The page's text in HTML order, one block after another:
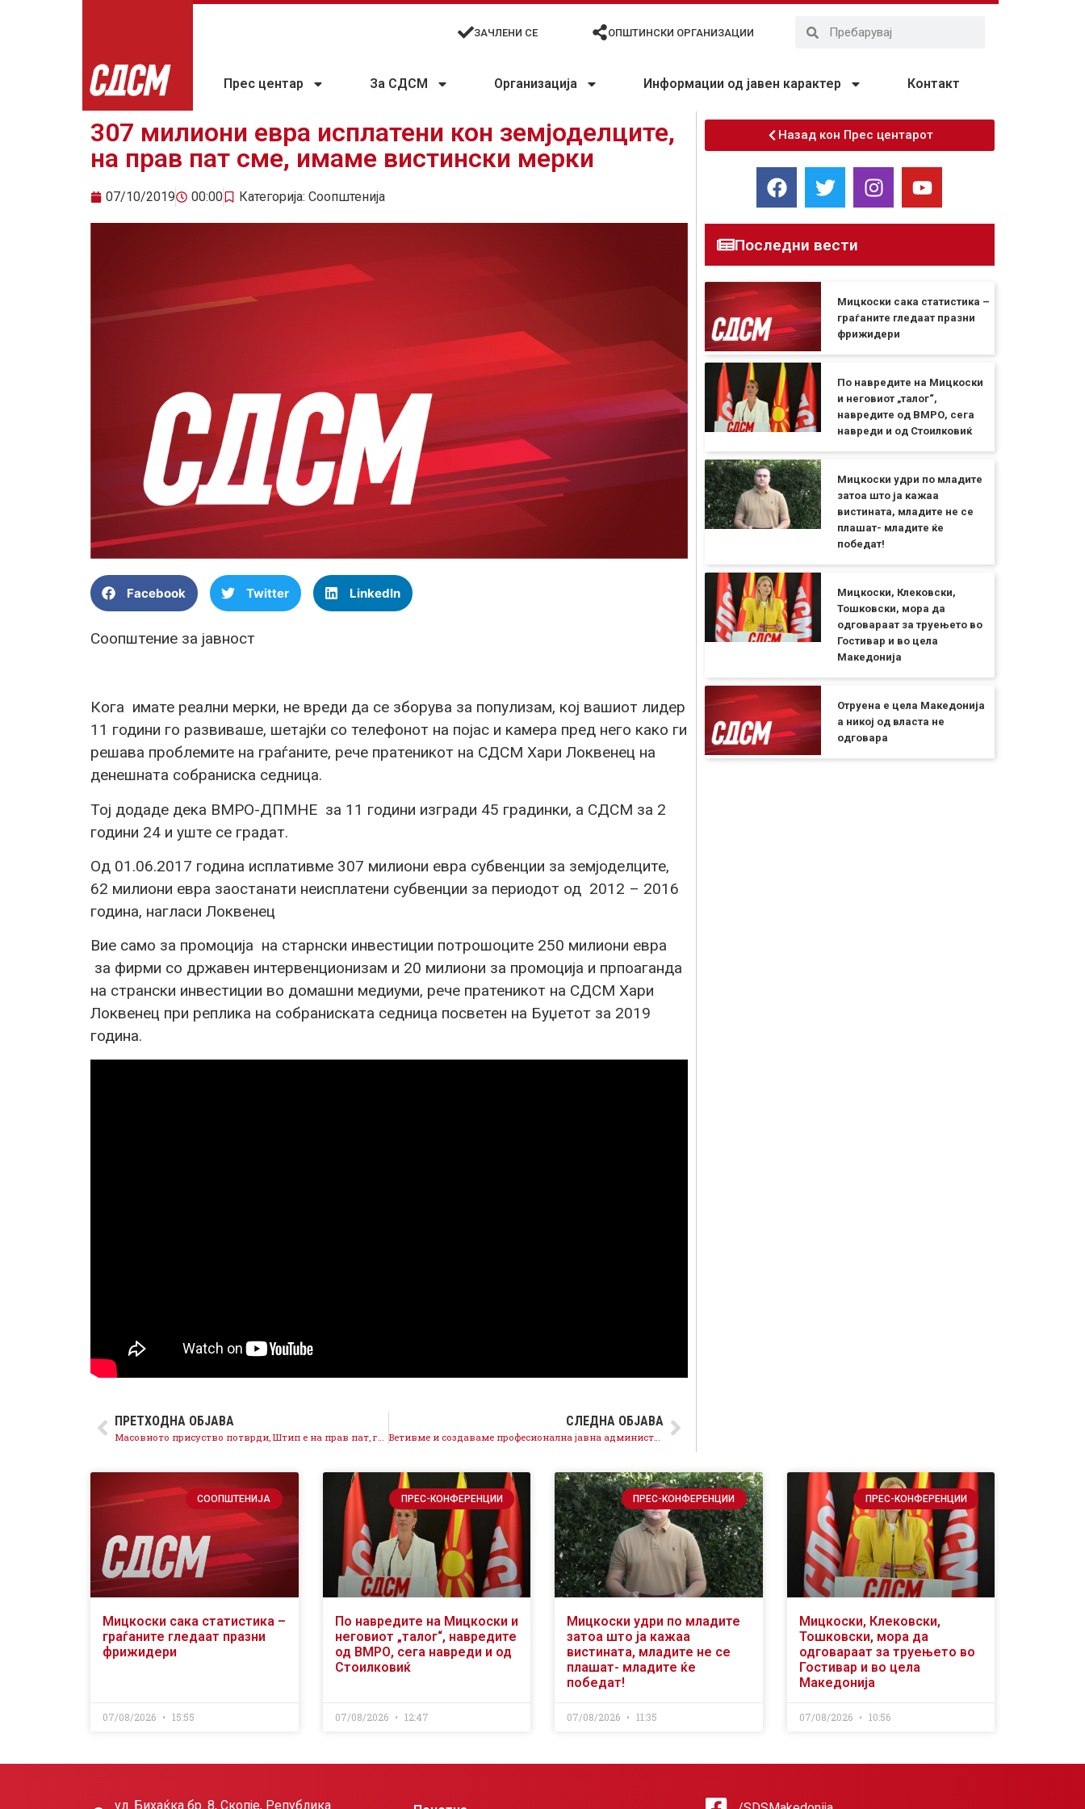
ЗАЧЛЕНИ СЕ ОПШТИНСКИ ОРГАНИЗАЦИИ
Прес центар За СДСМ Организација Информации од јавен карактер Контакт
307 милиони евра исплатени кон земјоделците,
на прав пат сме, имаме вистински мерки
07/10/2019 00:00 Категорија: Соопштенија
Facebook Twitter LinkedIn
Соопштение за јавност
Кога имате реални мерки, не вреди да се зборува за популизам, кој вашиот лидер
11 години го развиваше, шетајќи со телефонот на појас и камера пред него како ги
решава проблемите на граѓаните, рече пратеникот на СДСМ Хари Локвенец на
денешната собраниска седница.
Тој додаде дека ВМРО-ДПМНЕ за 11 години изгради 45 градинки, а СДСМ за 2
години 24 и уште се градат.
Од 01.06.2017 година исплативме 307 милиони евра субвенции за земјоделците,
62 милиони евра заостанати неисплатени субвенции за периодот од 2012 – 2016
година, нагласи Локвенец
Вие само за промоција на старнски инвестиции потрошоците 250 милиони евра
за фирми со државен интервенционизам и 20 милиони за промоција и прпоаганда
на странски инвестиции во домашни медиуми, рече пратеникот на СДСМ Хари
Локвенец при реплика на собраниската седница посветен на Буџетот за 2019
година.
ПРЕТХОДНА ОБЈАВА
Масовното присуство потврди, Штип е на прав пат, граѓаните даваат поддршка на политиките на СДСМ
СЛЕДНА ОБЈАВА
Ветивме и создаваме професионална јавна администрација во интерес на граѓаните и бизнис-секторот, на прав пат сме
Назад кон Прес центарот
Последни вести
Мицкоски сака статистика –
граѓаните гледаат празни
фрижидери
По навредите на Мицкоски
и неговиот „талог“,
навредите од ВМРО, сега
навреди и од Стоилковиќ
Мицкоски удри по младите
затоа што ја кажаа
вистината, младите не се
плашат- младите ќе
победат!
Мицкоски, Клековски,
Тошковски, мора да
одговараат за труењето во
Гостивар и во цела
Македонија
Отруена е цела Македонија
а никој од власта не
одговара
СООПШТЕНИЈА
Мицкоски сака статистика –
граѓаните гледаат празни
фрижидери
07/08/2026 15:55
ПРЕС-КОНФЕРЕНЦИИ
По навредите на Мицкоски и
неговиот „талог“, навредите
од ВМРО, сега навреди и од
Стоилковиќ
07/08/2026 12:47
ПРЕС-КОНФЕРЕНЦИИ
Мицкоски удри по младите
затоа што ја кажаа
вистината, младите не се
плашат- младите ќе
победат!
07/08/2026 11:35
ПРЕС-КОНФЕРЕНЦИИ
Мицкоски, Клековски,
Тошковски, мора да
одговараат за труењето во
Гостивар и во цела
Македонија
07/08/2026 10:56
ул. Бихаќка бр. 8, Скопје, Република